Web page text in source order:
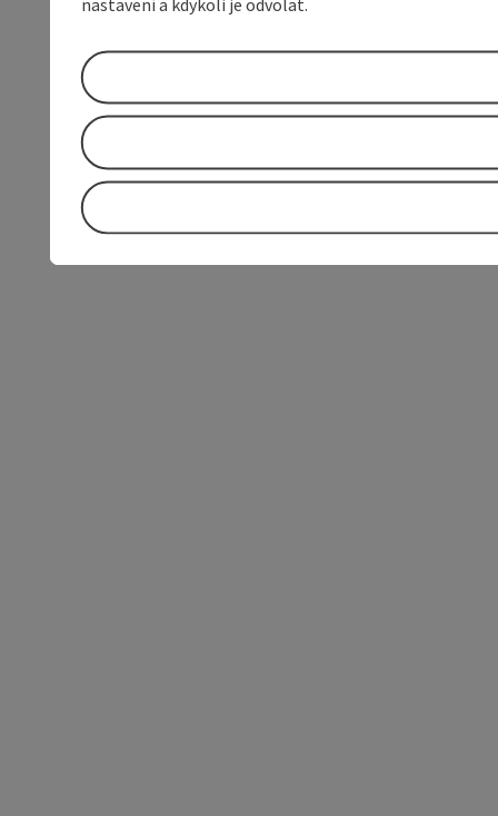
nastavení a kdykoli je odvolat.